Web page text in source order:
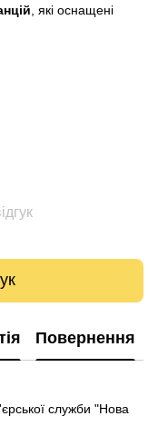
, які оснащені
Повернення
служби "Нова